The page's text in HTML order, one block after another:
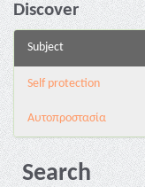
Discover
Subject
Self protection
Αυτοπροστασία
Search